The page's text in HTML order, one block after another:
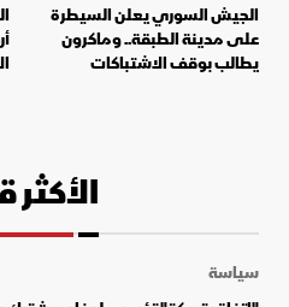
الجيش السوري يعلن السيطرة
على مدينة الطبقة.. وماكرون
يطالب بوقف الاشتباكات
الأكثر
سياسة